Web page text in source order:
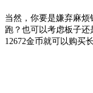
当然，你要是嫌弃麻
跑？也可以考虑板子还
12672金币就可以购买